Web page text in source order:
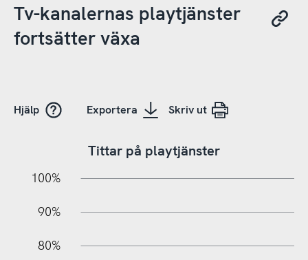
Tv-kanalernas playtjänster
fortsätter växa
Hjälp Exportera Skriv ut
Tittar på playtjänster
100%
90%
80%